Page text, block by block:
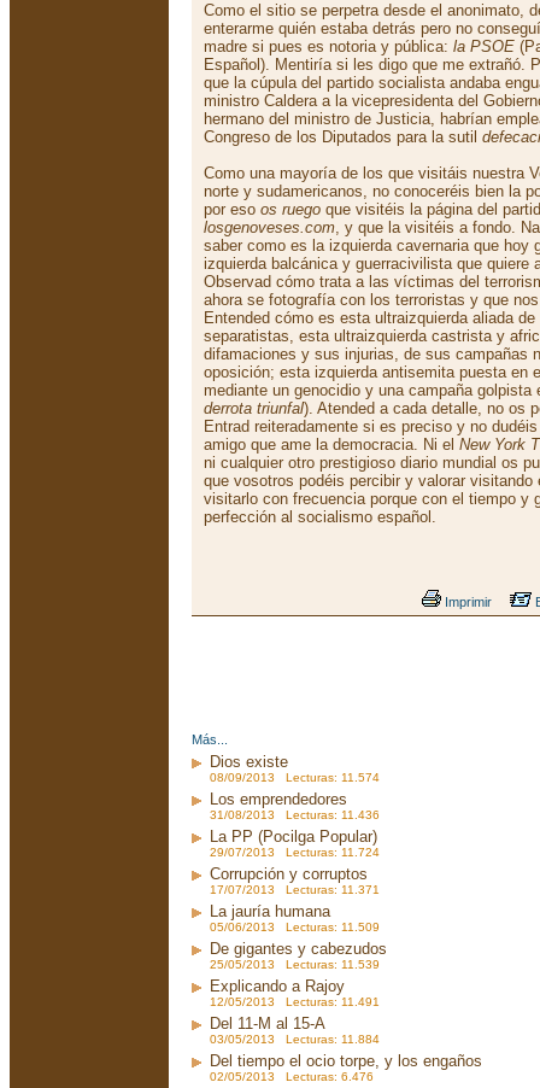
Como el sitio se perpetra desde el anonimato,
enterarme quién estaba detrás pero no
madre si pues es notoria y pública: la PSOE
Español). Mentiría si les digo que me extrañó.
que la cúpula del partido socialista andaba
ministro Caldera a la vicepresidenta del
hermano del ministro de Justicia, habrían
Congreso de los Diputados para la sutil
Como una mayoría de los que visitáis nuestra
norte y sudamericanos, no conoceréis bien la
por eso os ruego que visitéis la página del
losgenoveses.com, y que la visitéis a fondo.
saber como es la izquierda cavernaria que hoy
izquierda balcánica y guerracivilista que quiere
Observad cómo trata a las víctimas del
ahora se fotografía con los terroristas y que
Entended cómo es esta ultraizquierda aliada
separatistas, esta ultraizquierda castrista y
difamaciones y sus injurias, de sus campañas
oposición; esta izquierda antisemita puesta en
mediante un genocidio y una campaña golpista
derrota triunfal). Atended a cada detalle, no os
Entrad reiteradamente si es preciso y no
amigo que ame la democracia. Ni el New York
ni cualquier otro prestigioso diario mundial os
que vosotros podéis percibir y valorar visitando
visitarlo con frecuencia porque con el tiempo y
perfección al socialismo español.
Imprimir
Más...
Dios existe
08/09/2013 Lecturas: 11.574
Los emprendedores
31/08/2013 Lecturas: 11.436
La PP (Pocilga Popular)
29/07/2013 Lecturas: 11.724
Corrupción y corruptos
17/07/2013 Lecturas: 11.371
La jauría humana
05/06/2013 Lecturas: 11.509
De gigantes y cabezudos
25/05/2013 Lecturas: 11.539
Explicando a Rajoy
12/05/2013 Lecturas: 11.491
Del 11-M al 15-A
03/05/2013 Lecturas: 11.884
Del tiempo el ocio torpe, y los engaños
02/05/2013 Lecturas: 6.476